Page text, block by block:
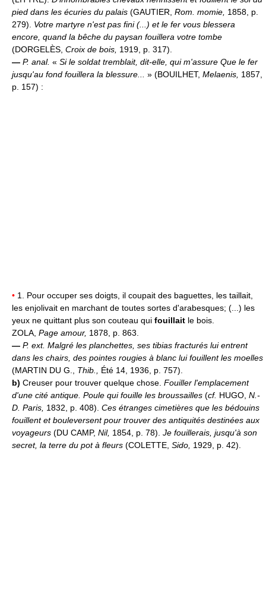
pied dans les écuries du palais (GAUTIER, Rom. momie, 1858, p.
279). Votre martyre n'est pas fini (...) et le fer vous blessera
encore, quand la bêche du paysan fouillera votre tombe
(DORGELÈS, Croix de bois, 1919, p. 317).
— P. anal. « Si le soldat tremblait, dit-elle, qui m'assure Que le fer
jusqu'au fond fouillera la blessure... » (BOUILHET, Melaenis, 1857,
p. 157) :
• 1. Pour occuper ses doigts, il coupait des baguettes, les taillait,
les enjolivait en marchant de toutes sortes d'arabesques; (...) les
yeux ne quittant plus son couteau qui fouillait le bois.
ZOLA, Page amour, 1878, p. 863.
— P. ext. Malgré les planchettes, ses tibias fracturés lui entrent
dans les chairs, des pointes rougies à blanc lui fouillent les moelles
(MARTIN DU G., Thib., Été 14, 1936, p. 757).
b) Creuser pour trouver quelque chose. Fouiller l'emplacement
d'une cité antique. Poule qui fouille les broussailles (cf. HUGO, N.-
D. Paris, 1832, p. 408). Ces étranges cimetières que les bédouins
fouillent et bouleversent pour trouver des antiquités destinées aux
voyageurs (DU CAMP, Nil, 1854, p. 78). Je fouillerais, jusqu'à son
secret, la terre du pot à fleurs (COLETTE, Sido, 1929, p. 42).